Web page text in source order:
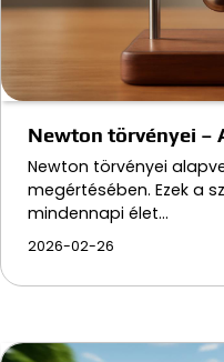
Newton törvényei –
Newton törvényei
megértésében. Ezek a
mindennapi élet…
2026-02-26